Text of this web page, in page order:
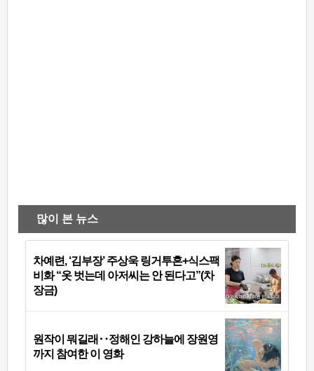
많이 본 뉴스
차예련, ‘김부장’ 주상욱 링거투혼+식스팩
비화 “옷 벗는데 아저씨는 안 된다고”(차
장금)
원작이 뭐길래‥정해인 강하늘에 장원영
까지 참여한 이 영화